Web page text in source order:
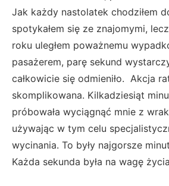
Jak każdy nastolatek chodziłem
spotykałem się ze znajomymi,
roku uległem poważnemu
pasażerem, parę sekund
całkowicie się odmieniło. Akcja
skomplikowana. Kilkadziesiąt
próbowała wyciągnąć mnie z
używając w tym celu
wycinania. To były najgorsze
Każda sekunda była na wagę